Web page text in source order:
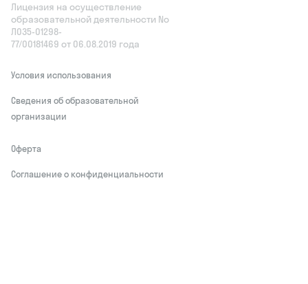
Лицензия на осуществление
образовательной деятельности No
Л035‑01298-
77/00181469 от 06.08.2019 года
Условия использования
Сведения об образовательной
организации
Оферта
Соглашение о конфиденциальности